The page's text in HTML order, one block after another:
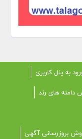
به پنل کاربری
دامنه های رند
بروزرسانی آگهی